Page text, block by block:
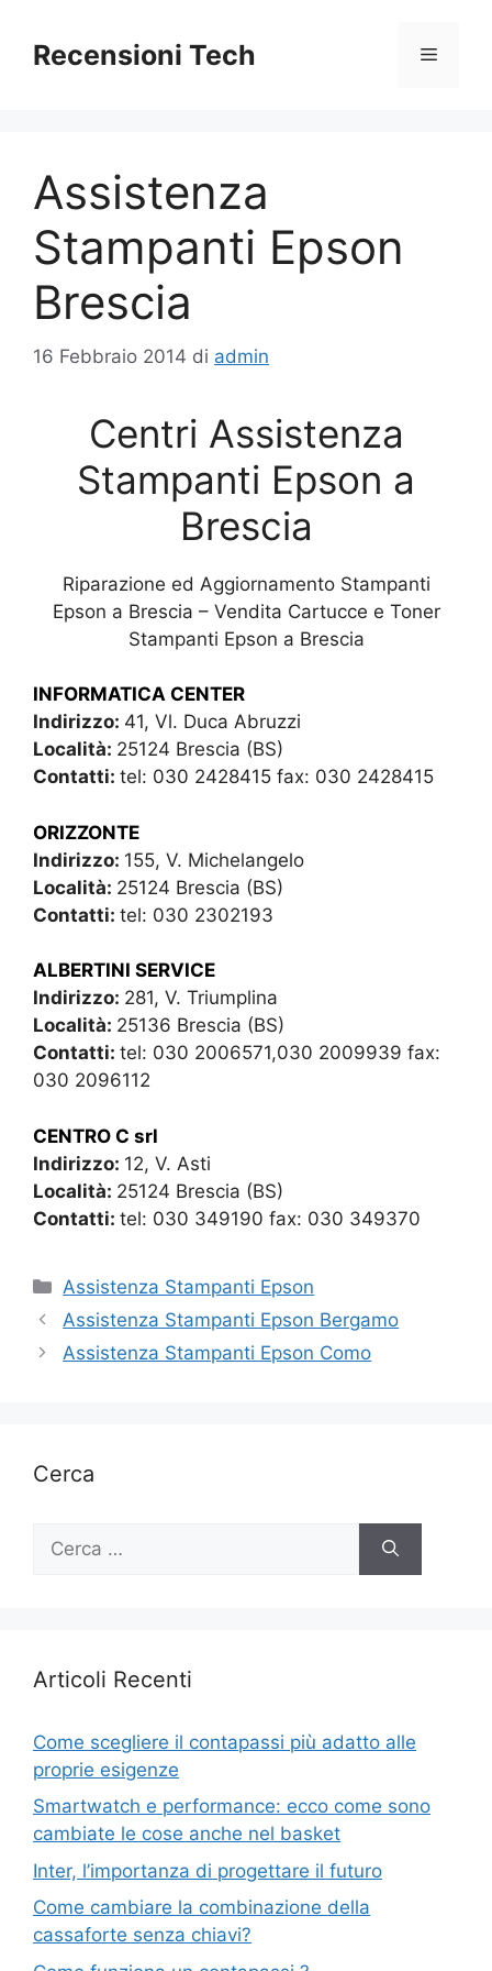
contenuto
Recensioni Tech Menu
Assistenza
Stampanti Epson
Brescia
16 Febbraio 2014 di admin
Centri Assistenza
Stampanti Epson a
Brescia
Riparazione ed Aggiornamento Stampanti
Epson a Brescia – Vendita Cartucce e Toner
Stampanti Epson a Brescia
INFORMATICA CENTER
Indirizzo: 41, Vl. Duca Abruzzi
Località: 25124 Brescia (BS)
Contatti: tel: 030 2428415 fax: 030 2428415
ORIZZONTE
Indirizzo: 155, V. Michelangelo
Località: 25124 Brescia (BS)
Contatti: tel: 030 2302193
ALBERTINI SERVICE
Indirizzo: 281, V. Triumplina
Località: 25136 Brescia (BS)
Contatti: tel: 030 2006571,030 2009939 fax:
030 2096112
CENTRO C srl
Indirizzo: 12, V. Asti
Località: 25124 Brescia (BS)
Contatti: tel: 030 349190 fax: 030 349370
Categorie
Assistenza Stampanti Epson
Assistenza Stampanti Epson Bergamo
Assistenza Stampanti Epson Como
Cerca
per:
Articoli Recenti
Come scegliere il contapassi più adatto alle
proprie esigenze
Smartwatch e performance: ecco come sono
cambiate le cose anche nel basket
Inter, l’importanza di progettare il futuro
Come cambiare la combinazione della
cassaforte senza chiavi?